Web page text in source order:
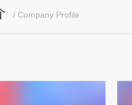
/ Company Profile